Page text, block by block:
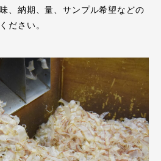
、納期、量、サンプル希望などの
ださい。